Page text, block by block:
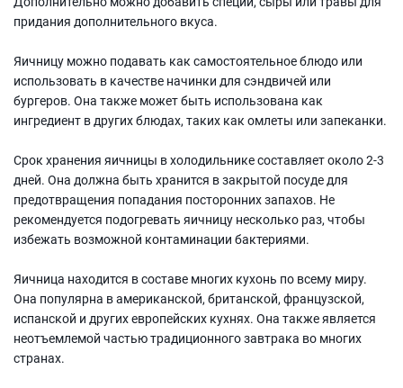
придания дополнительного вкуса.
Яичницу можно подавать как самостоятельное блюдо или
использовать в качестве начинки для сэндвичей или
бургеров. Она также может быть использована как
ингредиент в других блюдах, таких как омлеты или запеканки.
Срок хранения яичницы в холодильнике составляет около 2-3
дней. Она должна быть хранится в закрытой посуде для
предотвращения попадания посторонних запахов. Не
рекомендуется подогревать яичницу несколько раз, чтобы
избежать возможной контаминации бактериями.
Яичница находится в составе многих кухонь по всему миру.
Она популярна в американской, британской, французской,
испанской и других европейских кухнях. Она также является
неотъемлемой частью традиционного завтрака во многих
странах.